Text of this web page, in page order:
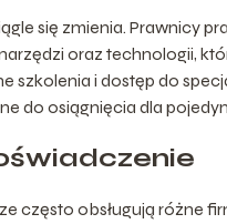
się zmienia. Prawnicy
oraz technologii,
szkolenia i dostęp do
do osiągnięcia dla
często obsługują różne